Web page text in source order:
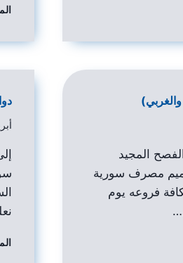
المجيد
مصرف سورية
فروعه يوم
أبريل